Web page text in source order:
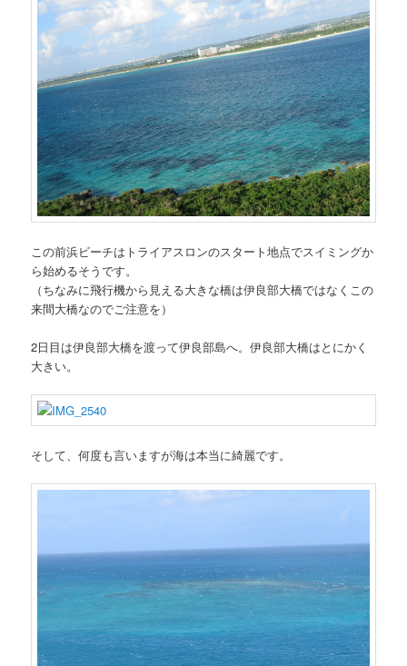
この前浜ビーチはトライアスロンのスタート地点でスイミングか
ら始めるそうです。
（ちなみに飛行機から見える大きな橋は伊良部大橋ではなくこの
来間大橋なのでご注意を）
2日目は伊良部大橋を渡って伊良部島へ。伊良部大橋はとにかく
大きい。
そして、何度も言いますが海は本当に綺麗です。